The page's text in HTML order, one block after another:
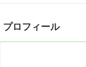
プロフィール